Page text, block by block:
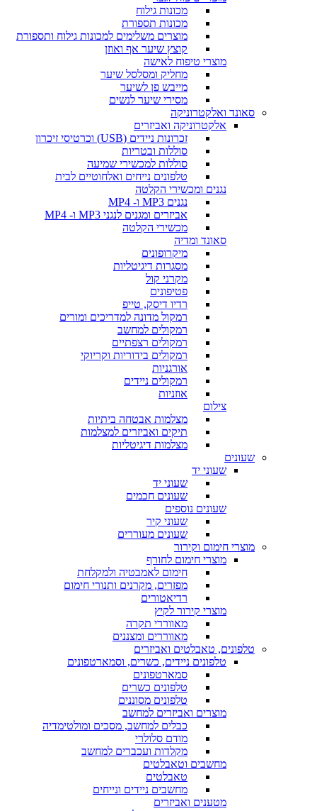
מכונות גילוח
מכונות תספורת
מוצרים משלימים למכונות גילוח ותספורת
קוצץ שיער אף ואוזן
מוצרי טיפוח לאישה
מחליק ומסלסל שיער
מייבש פן לשיער
מסירי שיער לנשים
סאונד ואלקטרוניקה
אלקטרוניקה ואביזרים
זכרונות ניידים (USB) וכרטיסי זיכרון
סוללות ובטריות
סוללות למכשירי שמיעה
טלפונים נייחים ואלחוטיים לבית
נגנים ומכשירי הקלטה
נגנים MP3 ו- MP4
אביזרים ומגנים לנגני MP3 ו- MP4
מכשירי הקלטה
סאונד ומדיה
מיקרופונים
מסגרות דיגיטליות
מקרני קול
פטיפונים
רדיו דיסק, טייפ
רמקול מדונה למדריכים ומורים
רמקולים למחשב
רמקולים רצפתיים
רמקולים בידוריות וקריוקי
אורגניות
רמקולים ניידים
אוזניות
צילום
מצלמות אבטחה ביתיות
תיקים ואביזרים למצלמות
מצלמות דיגיטליות
שעונים
שעוני יד
שעוני יד
שעונים חכמים
שעונים נוספים
שעוני קיר
שעונים מעוררים
מוצרי חימום וקירור
מוצרי חימום לחורף
חימום לאמבטיה ולמקלחת
מפזרים, מקרנים ותנורי חימום
רדיאטורים
מוצרי קירור לקיץ
מאווררי תקרה
מאווררים ומצננים
טלפונים, טאבלטים ואביזרים
טלפונים ניידים, כשרים, וסמארטפונים
סמארטפונים
טלפונים כשרים
טלפונים מסוננים
מוצרים ואביזרים למחשב
כבלים למחשב, מסכים ומולטימדיה
מודם סלולרי
מקלדות ועכברים למחשב
מחשבים וטאבלטים
טאבלטים
מחשבים ניידים ונייחים
מטענים ואביזרים